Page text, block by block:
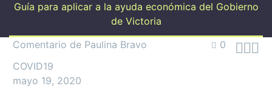
Guía para aplicar a la ayuda económica del Gobierno
de Victoria
0

Comentario de Paulina Bravo
COVID19
mayo 19, 2020